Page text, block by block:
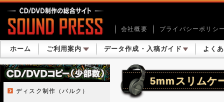
会社概要 プライバシーポリシ
ホーム ご利用案内 データ作成・入稿ガイド よく
ディスク制作（バルク）
5mmスリムケ